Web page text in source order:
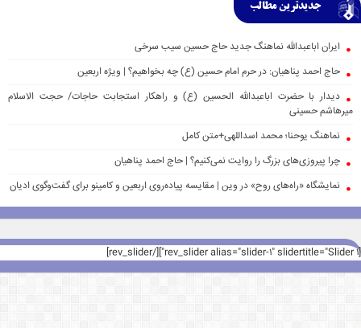
جدیدترین مطالب
ایران اباعبدالله نماهنگ جدید حاج حسین سیب سرخی
حاج احمد پناهیان: در حرم امام حسین (ع) چه بخواهیم؟ | ویژه اربعین
دیدار با حضرت اباعبدالله الحسین (ع) و راهکار استجابت حاجات/ حجت الاسلام
میرهاشم حسینی
نماهنگ یوحنا؛ محمد اسداللهی+متن کامل
چرا پیروزی‌های بزرگ را روایت نمی‌کنیم؟ | حاج احمد پناهیان
نمایشگاه «راه‌های روح» در وین | مقایسه پیاده‌روی اربعین و کامینو برای گفت‌وگوی ادیان
[rev_slider alias="slider-1" slidertitle="Slider 1"][/rev_slider]